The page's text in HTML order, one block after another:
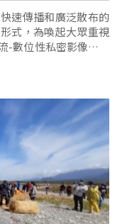
速傳播和廣泛散布的
式，為喚起大眾重視
數位性私密影像散布
律相關資訊的呈現，
自己並尊重別人，降